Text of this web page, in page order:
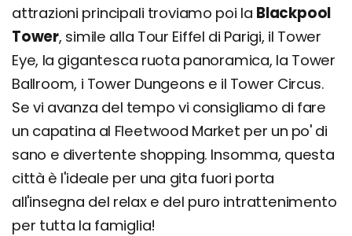
attrazioni principali troviamo poi la Blackpool
Tower, simile alla Tour Eiffel di Parigi, il Tower
Eye, la gigantesca ruota panoramica, la Tower
Ballroom, i Tower Dungeons e il Tower Circus.
Se vi avanza del tempo vi consigliamo di fare
un capatina al Fleetwood Market per un po' di
sano e divertente shopping. Insomma, questa
città è l'ideale per una gita fuori porta
all'insegna del relax e del puro intrattenimento
per tutta la famiglia!